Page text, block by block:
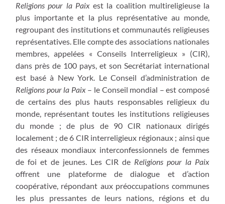
Religions pour la Paixest la coalition multireligieuse la
plus importante et la plus représentative au monde,
regroupant des institutions et communautés religieuses
représentatives. Elle compte des associations nationales
membres, appelées « Conseils Interreligieux » (CIR),
dans près de 100 pays, et son Secrétariat international
est basé à New York. Le Conseil d’administration de
Religions pour la Paix– le Conseil mondial – est composé
de certains des plus hauts responsables religieux du
monde, représentant toutes les institutions religieuses
du monde ; de plus de 90 CIR nationaux dirigés
localement ; de 6 CIR interreligieux régionaux ; ainsi que
des réseaux mondiaux interconfessionnels de femmes
de foi et de jeunes. Les CIR de Religions pour la Paix
offrent une plateforme de dialogue et d’action
coopérative, répondant aux préoccupations communes
les plus pressantes de leurs nations, régions et du